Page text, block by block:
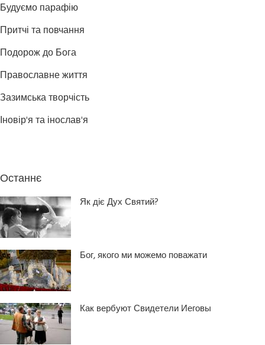
Будуємо парафію
Притчі та повчання
Подорож до Бога
Православне життя
Зазимська творчість
Іновір'я та інослав'я
Останнє
Як діє Дух Святий?
Бог, якого ми можемо поважати
Как вербуют Свидетели Иеговы